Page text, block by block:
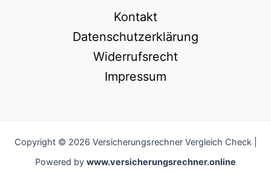
Kontakt
Datenschutzerklärung
Widerrufsrecht
Impressum
Copyright © 2026 Versicherungsrechner Vergleich Check |
Powered by www.versicherungsrechner.online